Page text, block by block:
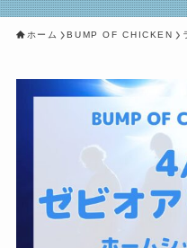
ホーム BUMP OF CHICKEN